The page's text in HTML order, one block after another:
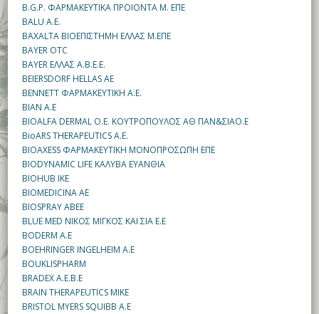
B.G.P. ΦΑΡΜΑΚΕΥΤΙΚΑ ΠΡΟΙΟΝΤΑ Μ. ΕΠΕ
BALU A.Ε.
BAXALTA ΒΙΟΕΠΙΣΤΗΜΗ ΕΛΛΑΣ Μ.ΕΠΕ
BAYER OTC
BAYER ΕΛΛΑΣ Α.Β.Ε.Ε.
BEIERSDORF HELLAS AE
BENNETT ΦΑΡΜΑΚΕΥΤΙΚΗ Α.Ε.
BIAN A.E
BIOALFA DERMAL O.E. ΚΟΥΤΡΟΠΟΥΛΟΣ ΑΘ ΠΑΝ&ΣΙΑΟ.Ε
BioARS THERAPEUTICS A.E.
BIOAXESS ΦΑΡΜΑΚΕΥΤΙΚΗ ΜΟΝΟΠΡΟΣΩΠΗ ΕΠΕ
BIODYNAMIC LIFE ΚΑΛΥΒΑ ΕΥΑΝΘΙΑ
BIOHUB IKE
BIOMEDICINA AE
BIOSPRAY ABEE
BLUE MED ΝΙΚΟΣ ΜΙΓΚΟΣ ΚΑΙ ΣΙΑ Ε.Ε
BODERM A.E
BOEHRINGER INGELHEIM A.E
BOUKLISPHARM
BRADEX Α.Ε.Β.Ε
BRAIN THERAPEUTICS MIKE
BRISTOL MYERS SQUIBB A.E